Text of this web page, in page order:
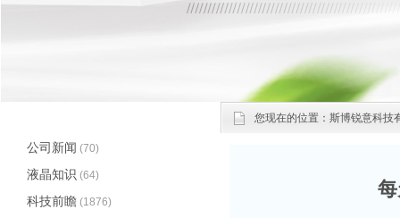
您现在的位置： 斯博锐意科技
公司新闻 (70)
液晶知识 (64)
科技前瞻 (1876)